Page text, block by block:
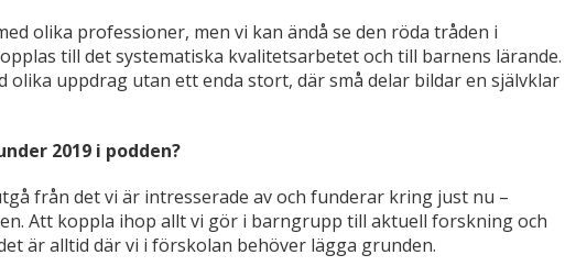
olika professioner, men vi kan ändå se den röda tråden i
till det systematiska kvalitetsarbetet och till barnens lärande.
uppdrag utan ett enda stort, där små delar bildar en självklar
2019 i podden?
från det vi är intresserade av och funderar kring just nu –
Att koppla ihop allt vi gör i barngrupp till aktuell forskning och
är alltid där vi i förskolan behöver lägga grunden.